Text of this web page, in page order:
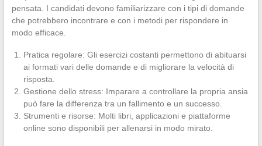
pensata. I candidati devono familiarizzare con i tipi di domande
che potrebbero incontrare e con i metodi per rispondere in
modo efficace.
Pratica regolare: Gli esercizi costanti permettono di abituarsi
ai formati vari delle domande e di migliorare la velocità di
risposta.
Gestione dello stress: Imparare a controllare la propria ansia
può fare la differenza tra un fallimento e un successo.
Strumenti e risorse: Molti libri, applicazioni e piattaforme
online sono disponibili per allenarsi in modo mirato.